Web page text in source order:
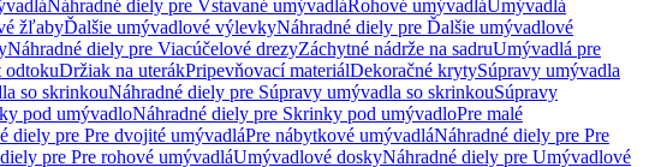
Náhradné diely pre Vstavané umývadláRohové umývadláUmývadlá
žľabyĎalšie umývadlové výlevkyNáhradné diely pre Ďalšie umývadlové
Náhradné diely pre Viacúčelové drezyZáchytné nádrže na sadruUmývadlá pre
Držiak na uterákPripevňovací materiálDekoračné krytySúpravy umývadla
so skrinkouNáhradné diely pre Súpravy umývadla so skrinkouSúpravy
pod umývadloNáhradné diely pre Skrinky pod umývadloPre malé
diely pre Pre dvojité umývadláPre nábytkové umývadláNáhradné diely pre Pre
pre Pre rohové umývadláUmývadlové doskyNáhradné diely pre Umývadlové